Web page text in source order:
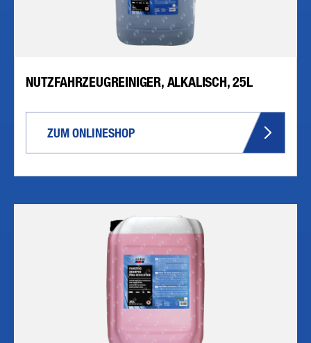
NUTZFAHRZEUGREINIGER, ALKALISCH, 25L
ZUM ONLINESHOP